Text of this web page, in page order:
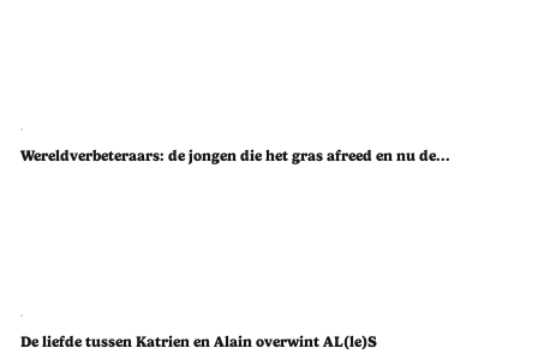
Wereldverbeteraars: de jongen die het gras afreed en nu de...
De liefde tussen Katrien en Alain overwint AL(le)S